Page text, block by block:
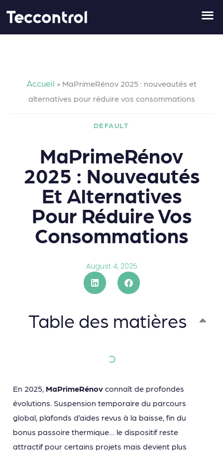
content
Accueil » MaPrimeRénov 2025 : nouveautés et
alternatives pour réduire vos consommations
DEFAULT
MaPrimeRénov
2025 : Nouveautés
Et Alternatives
Pour Réduire Vos
Consommations
August 4, 2025
Table des matières
En 2025, MaPrimeRénov connaît de profondes
évolutions. Suspension temporaire du parcours
global, plafonds d’aides revus à la baisse, fin du
bonus passoire thermique… le dispositif reste
attractif pour certains projets mais devient plus